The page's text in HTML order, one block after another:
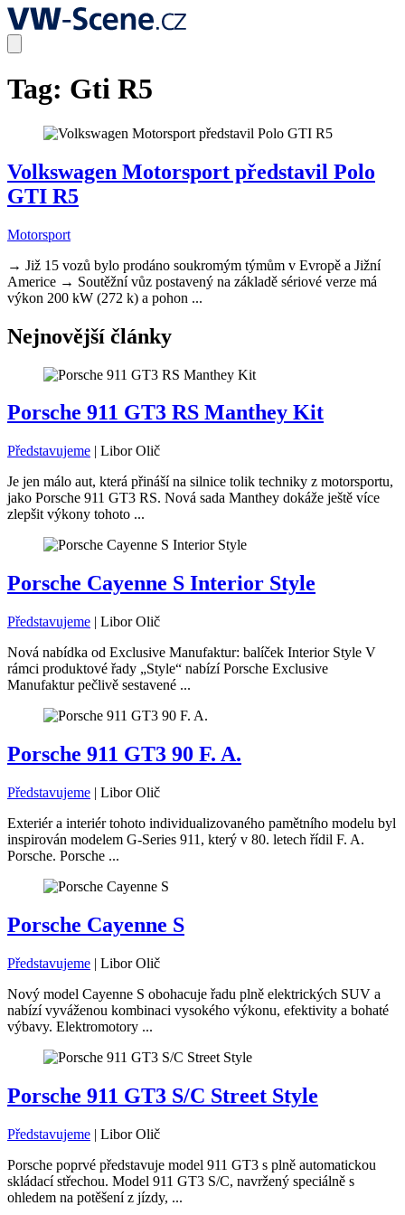
Tag: Gti R5
Volkswagen Motorsport představil Polo
GTI R5
Motorsport
→ Již 15 vozů bylo prodáno soukromým týmům v Evropě a Jižní
Americe → Soutěžní vůz postavený na základě sériové verze má
výkon 200 kW (272 k) a pohon ...
Nejnovější články
Porsche 911 GT3 RS Manthey Kit
Představujeme | Libor Olič
Je jen málo aut, která přináší na silnice tolik techniky z motorsportu,
jako Porsche 911 GT3 RS. Nová sada Manthey dokáže ještě více
zlepšit výkony tohoto ...
Porsche Cayenne S Interior Style
Představujeme | Libor Olič
Nová nabídka od Exclusive Manufaktur: balíček Interior Style V
rámci produktové řady „Style“ nabízí Porsche Exclusive
Manufaktur pečlivě sestavené ...
Porsche 911 GT3 90 F. A.
Představujeme | Libor Olič
Exteriér a interiér tohoto individualizovaného pamětního modelu byl
inspirován modelem G-Series 911, který v 80. letech řídil F. A.
Porsche. Porsche ...
Porsche Cayenne S
Představujeme | Libor Olič
Nový model Cayenne S obohacuje řadu plně elektrických SUV a
nabízí vyváženou kombinaci vysokého výkonu, efektivity a bohaté
výbavy. Elektromotory ...
Porsche 911 GT3 S/C Street Style
Představujeme | Libor Olič
Porsche poprvé představuje model 911 GT3 s plně automatickou
skládací střechou. Model 911 GT3 S/C, navržený speciálně s
ohledem na potěšení z jízdy, ...